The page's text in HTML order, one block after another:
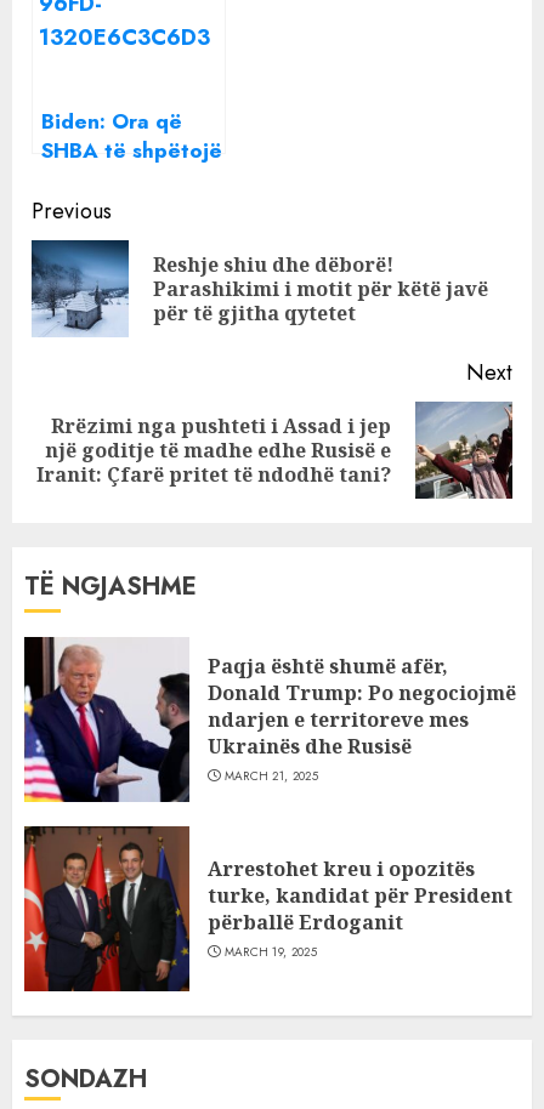
Biden: Ora që
SHBA të shpëtojë
Continue
Reading
Previous
Reshje shiu dhe dëborë!
Parashikimi i motit për këtë javë
për të gjitha qytetet
Next
Next
post:
Rrëzimi nga pushteti i Assad i jep
një goditje të madhe edhe Rusisë e
Iranit: Çfarë pritet të ndodhë tani?
TË NGJASHME
Paqja është shumë afër,
Donald Trump: Po negociojmë
ndarjen e territoreve mes
Ukrainës dhe Rusisë
MARCH 21, 2025
Arrestohet kreu i opozitës
turke, kandidat për President
përballë Erdoganit
MARCH 19, 2025
SONDAZH